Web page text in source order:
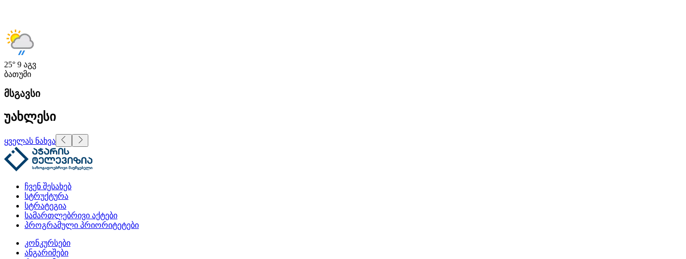
25° 9 აგვ
ბათუმი
მსგავსი
უახლესი
ყველას ნახვა
ჩვენ შესახებ
სტრუქტურა
სტრატეგია
სამართლებრივი აქტები
პროგრამული პრიორიტეტები
კონკურსები
ანგარიშები